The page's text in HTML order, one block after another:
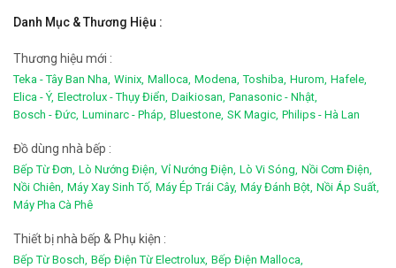
Danh Mục & Thương Hiệu :
Thương hiệu mới :
Teka - Tây Ban Nha, Winix, Malloca, Modena, Toshiba, Hurom, Hafele,
Elica - Ý, Electrolux - Thụy Điển, Daikiosan, Panasonic - Nhật,
Bosch - Đức, Luminarc - Pháp, Bluestone, SK Magic, Philips - Hà Lan
Đồ dùng nhà bếp :
Bếp Từ Đơn, Lò Nướng Điện, Vỉ Nướng Điện, Lò Vi Sóng, Nồi Cơm Điện,
Nồi Chiên, Máy Xay Sinh Tố, Máy Ép Trái Cây, Máy Đánh Bột, Nồi Áp Suất,
Máy Pha Cà Phê
Thiết bị nhà bếp & Phụ kiện :
Bếp Từ Bosch, Bếp Điện Từ Electrolux, Bếp Điện Malloca,